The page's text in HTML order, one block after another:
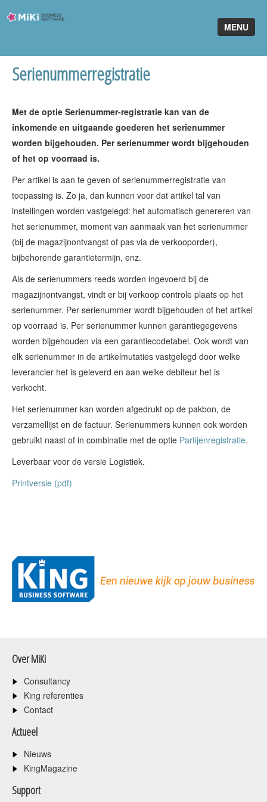
MENU
Software
Home
MiKi2King
Software Online
Telefonie
Partners
Klant worden
Serienummerregistratie
Met de optie Serienummer-registratie kan van de
inkomende en uitgaande goederen het serienummer
worden bijgehouden. Per serienummer wordt bijgehouden
of het op voorraad is.
Per artikel is aan te geven of serienummerregistratie van
toepassing is. Zo ja, dan kunnen voor dat artikel tal van
instellingen worden vastgelegd: het automatisch genereren van
het serienummer, moment van aanmaak van het serienummer
(bij de magazijnontvangst of pas via de verkooporder),
bijbehorende garantietermijn, enz.
Als de serienummers reeds worden ingevoerd bij de
magazijnontvangst, vindt er bij verkoop controle plaats op het
serienummer. Per serienummer wordt bijgehouden of het artikel
op voorraad is. Per serienummer kunnen garantiegegevens
worden bijgehouden via een garantiecodetabel. Ook wordt van
elk serienummer in de artikelmutaties vastgelegd door welke
leverancier het is geleverd en aan welke debiteur het is
verkocht.
Het serienummer kan worden afgedrukt op de pakbon, de
verzamellijst en de factuur. Serienummers kunnen ook worden
gebruikt naast of in combinatie met de optie Partijenregistratie.
Leverbaar voor de versie Logistiek.
Printversie (pdf)
Over MiKi
Consultancy
King referenties
Contact
Actueel
Nieuws
KingMagazine
Support